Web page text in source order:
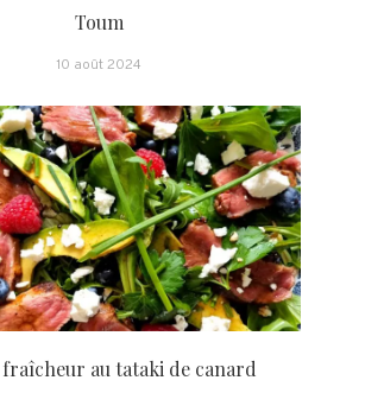
Toum
10 août 2024
fraîcheur au tataki de canard